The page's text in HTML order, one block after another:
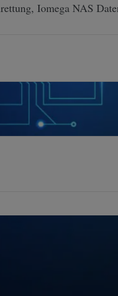
Iomega NAS